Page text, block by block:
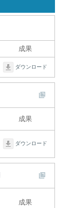
成果
ダウンロード
成果
ダウンロード
成果